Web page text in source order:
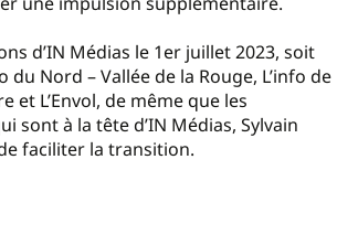
d’IN Médias le 1er juillet 2023, soit
du Nord – Vallée de la Rouge, L’info de
et L’Envol, de même que les
sont à la tête d’IN Médias, Sylvain
faciliter la transition.